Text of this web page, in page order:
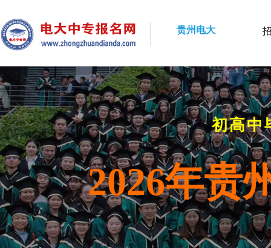
贵州电大
初高中
2026年贵